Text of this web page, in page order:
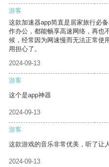
游客
这款加速器app简直是居家旅行必
作办公，都能畅享高速网络，再也
候，经常因为网速慢而无法正常使
用担心了。
2024-09-13
游客
这个是app神器
2024-09-13
游客
这款游戏的音乐非常优美，听了让
2024-09-13